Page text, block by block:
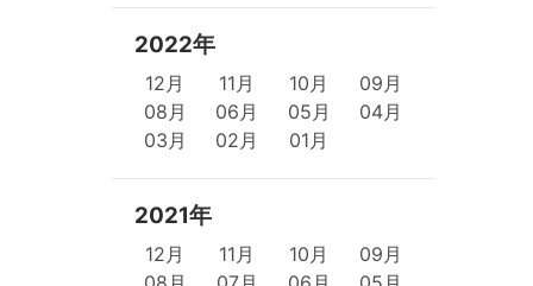
2022年
12月 11月 10月
09月
08月
06月 05月
04月
03月
02月 01月
2021年
12月 11月 10月
09月